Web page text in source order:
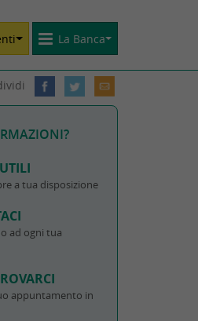
La Banca
a tua disposizione
ad ogni tua
appuntamento in